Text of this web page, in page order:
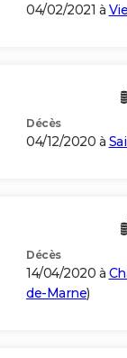
04/02/2021 à
Décès
04/12/2020 à
Décès
14/04/2020 à
de-Marne)